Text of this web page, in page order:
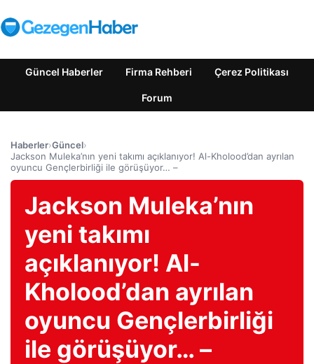
Güncel Haberler Firma Rehberi Çerez Politikası
Forum
Haberler›Güncel›
Jackson Muleka’nın yeni takımı açıklanıyor! Al-Kholood’dan ayrılan
oyuncu Gençlerbirliği ile görüşüyor… –
Jackson Muleka’nın
yeni takımı
açıklanıyor! Al-
Kholood’dan ayrılan
oyuncu Gençlerbirliği
ile görüşüyor… –